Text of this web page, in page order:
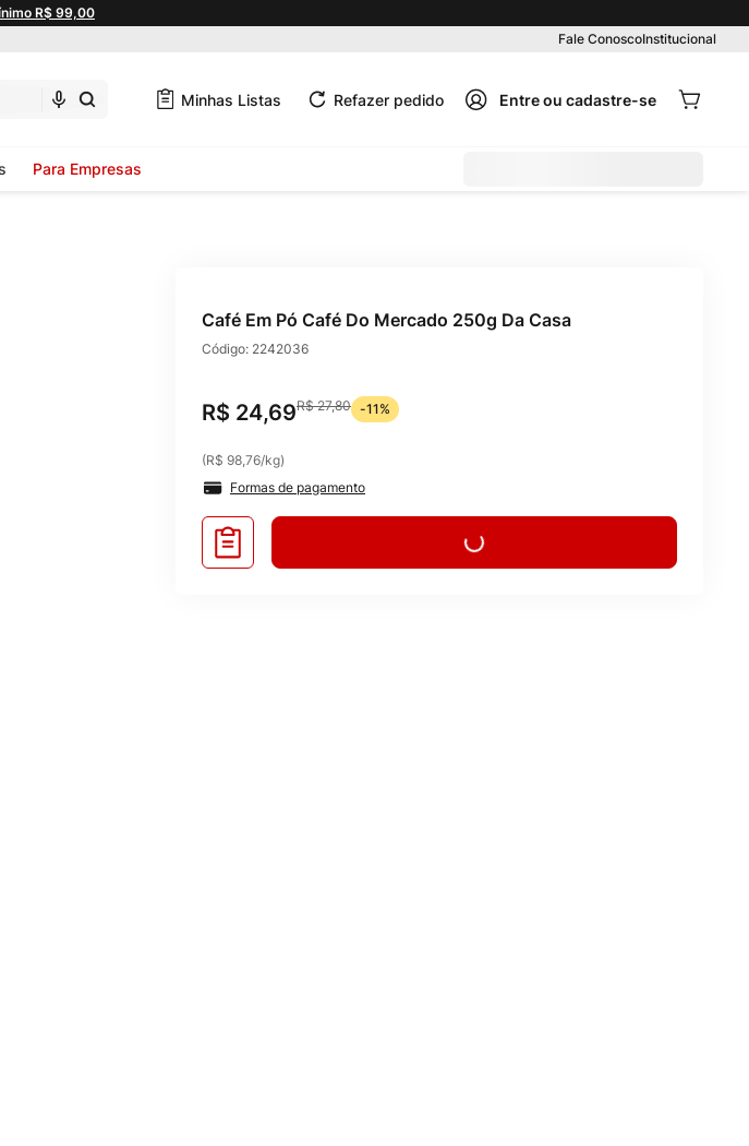
R$ 99,00
Fale ConoscoInstitucional
Minhas Listas Refazer pedido
Para Empresas
Café Em Pó Café Do Mercado 250g Da Casa
Código: 2242036
R$ 24,69R$ 27,80 -11%
(R$ 98,76/kg)
Formas de pagamento